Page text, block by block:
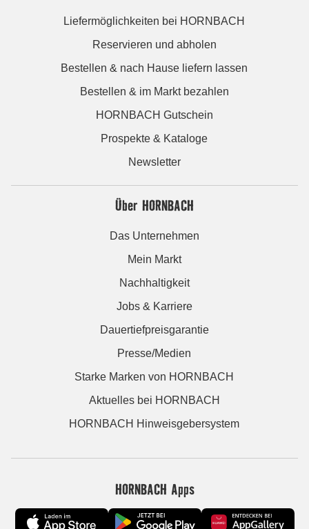
Liefermöglichkeiten bei HORNBACH
Reservieren und abholen
Bestellen & nach Hause liefern lassen
Bestellen & im Markt bezahlen
HORNBACH Gutschein
Prospekte & Kataloge
Newsletter
Über HORNBACH
Das Unternehmen
Mein Markt
Nachhaltigkeit
Jobs & Karriere
Dauertiefpreisgarantie
Presse/Medien
Starke Marken von HORNBACH
Aktuelles bei HORNBACH
HORNBACH Hinweisgebersystem
HORNBACH Apps